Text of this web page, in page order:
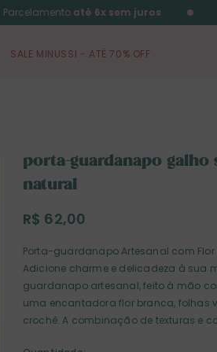
Parcelamentoaté 6x sem juros
SALE MINUSSI - ATÉ 70% OFF
porta-guardanapo galho
natural
R$ 62,00
Porta-guardanapo Artesanal com
Adicione charme e delicadeza à sua
guardanapo artesanal, feito à mão
uma encantadora flor branca, folhas
crochê. A combinação de texturas e